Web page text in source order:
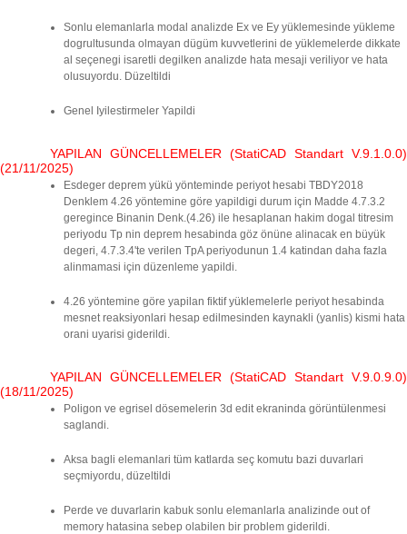
Sonlu elemanlarla modal analizde Ex ve Ey yüklemesinde yükleme
dogrultusunda olmayan dügüm kuvvetlerini de yüklemelerde dikkate
al seçenegi isaretli degilken analizde hata mesaji veriliyor ve hata
olusuyordu. Düzeltildi
Genel Iyilestirmeler Yapildi
YAPILAN GÜNCELLEMELER (StatiCAD Standart V.9.1.0.0)
(21/11/2025)
Esdeger deprem yükü yönteminde periyot hesabi TBDY2018
Denklem 4.26 yöntemine göre yapildigi durum için Madde 4.7.3.2
geregince Binanin Denk.(4.26) ile hesaplanan hakim dogal titresim
periyodu Tp nin deprem hesabinda göz önüne alinacak en büyük
degeri, 4.7.3.4'te verilen TpA periyodunun 1.4 katindan daha fazla
alinmamasi için düzenleme yapildi.
4.26 yöntemine göre yapilan fiktif yüklemelerle periyot hesabinda
mesnet reaksiyonlari hesap edilmesinden kaynakli (yanlis) kismi hata
orani uyarisi giderildi.
YAPILAN GÜNCELLEMELER (StatiCAD Standart V.9.0.9.0)
(18/11/2025)
Poligon ve egrisel dösemelerin 3d edit ekraninda görüntülenmesi
saglandi.
Aksa bagli elemanlari tüm katlarda seç komutu bazi duvarlari
seçmiyordu, düzeltildi
Perde ve duvarlarin kabuk sonlu elemanlarla analizinde out of
memory hatasina sebep olabilen bir problem giderildi.